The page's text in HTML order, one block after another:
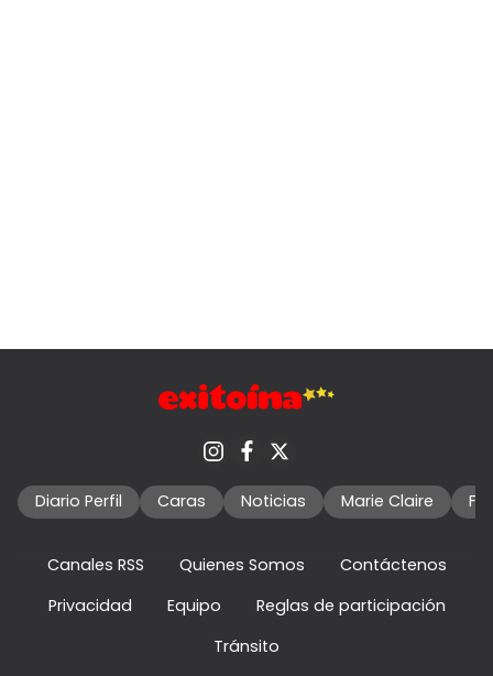
Diario Perfil Caras Noticias Marie Claire
Canales RSS Quienes Somos
Contáctenos
Privacidad
Equipo
Reglas de participación
Tránsito